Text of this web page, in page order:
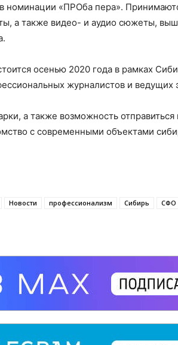
номинации «ПРОба пера».
а также видео- и аудио сюжеты,
осенью 2020 года в рамках
журналистов и ведущих
а также возможность
с современными объектами
Новости профессионализм Сибирь СФО